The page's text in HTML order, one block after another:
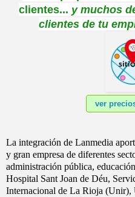
clientes... y muchos
clientes de tu
ver
La integración de Lanmedia
y gran empresa de diferentes
administración pública,
Hospital Sant Joan de Déu,
Internacional de La Rioja (Unir),